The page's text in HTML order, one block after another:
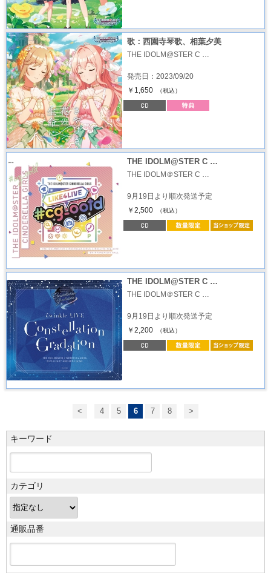
歌：西園寺琴歌、相葉夕美
THE IDOLM@STER C …
発売日：2023/09/20
￥1,650
（税込）
THE IDOLM@STER C …
THE IDOLM＠STER C …
9月19日より順次発送予定
￥2,500
（税込）
THE IDOLM@STER C …
THE IDOLM＠STER C …
9月19日より順次発送予定
￥2,200
（税込）
< 4 5 6 7 8 >
キーワード
カテゴリ
通販品番